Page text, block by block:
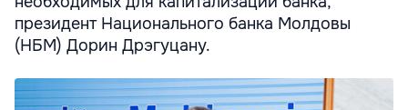
президент Национального банка Молдовы
(НБМ) Дорин Дрэгуцану.